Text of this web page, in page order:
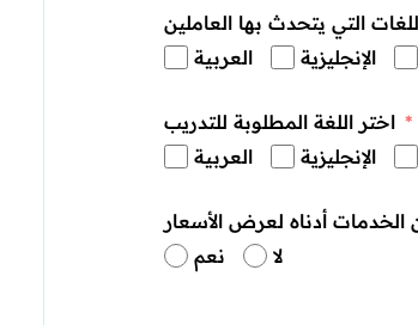
التي يتحدث بها العاملين
العربية
الإنجليزية
اختر اللغة المطلوبة للتدريب
العربية
الإنجليزية
أدناه لعرض الأسعار
نعم
لا